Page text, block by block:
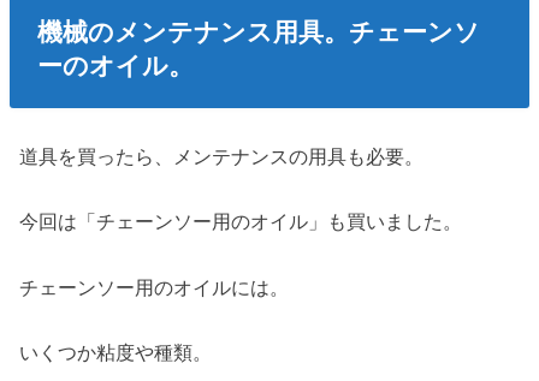
機械のメンテナンス用具。チェーンソ
ーのオイル。
道具を買ったら、メンテナンスの用具も必要。
今回は「チェーンソー用のオイル」も買いました。
チェーンソー用のオイルには。
いくつか粘度や種類。